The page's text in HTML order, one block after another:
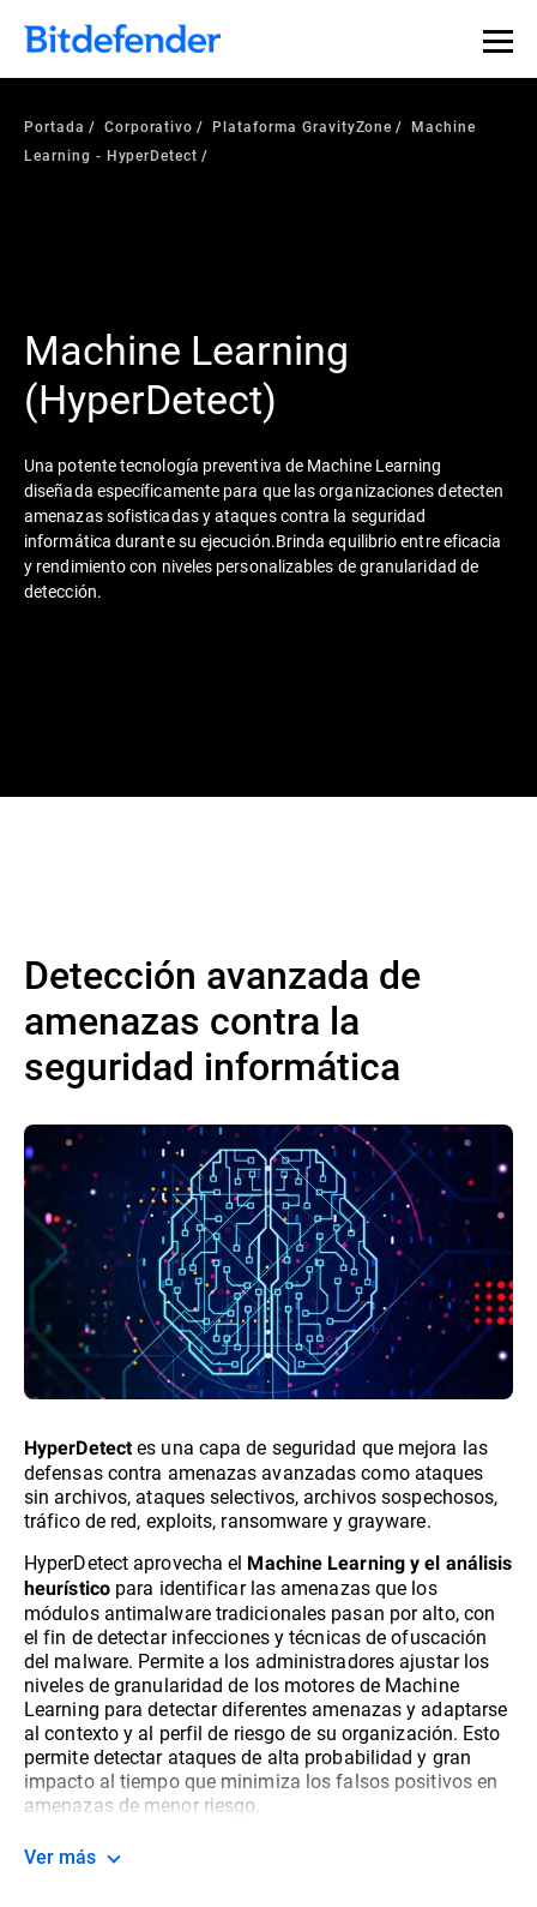
Portada Corporativo Plataforma GravityZone
Machine
Learning - HyperDetect
Machine Learning
(HyperDetect)
Una potente tecnología preventiva de Machine Learning
diseñada específicamente para que las organizaciones detecten
amenazas sofisticadas y ataques contra la seguridad
informática durante su ejecución.Brinda equilibrio entre eficacia
y rendimiento con niveles personalizables de granularidad de
detección.
Detección avanzada de
amenazas contra la
seguridad informática
HyperDetectes una capa de seguridad que mejora las
defensas contra amenazas avanzadas como ataques
sin archivos, ataques selectivos, archivos sospechosos,
tráfico de red, exploits, ransomware y grayware.
HyperDetect aprovecha el Machine Learning y el análisis
heurísticopara identificar las amenazas que los
módulos antimalware tradicionales pasan por alto, con
el fin de detectar infecciones y técnicas de ofuscación
del malware. Permite a los administradores ajustar los
niveles de granularidad de los motores de Machine
Learning para detectar diferentes amenazas y adaptarse
al contexto y al perfil de riesgo de su organización. Esto
permite detectar ataques de alta probabilidad y gran
impacto al tiempo que minimiza los falsos positivos en
amenazas de menor riesgo.
Ver más